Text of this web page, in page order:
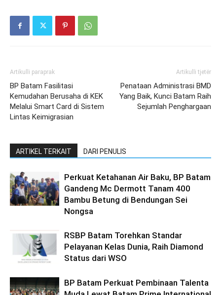
Artikulli paraprak
BP Batam Fasilitasi
Kemudahan Berusaha di KEK
Melalui Smart Card di Sistem
Lintas Keimigrasian
Artikulli tjetër
Penataan Administrasi BMD
Yang Baik, Kunci Batam Raih
Sejumlah Penghargaan
ARTIKEL TERKAIT DARI PENULIS
Perkuat Ketahanan Air Baku, BP Batam
Gandeng Mc Dermott Tanam 400
Bambu Betung di Bendungan Sei
Nongsa
RSBP Batam Torehkan Standar
Pelayanan Kelas Dunia, Raih Diamond
Status dari WSO
BP Batam Perkuat Pembinaan Talenta